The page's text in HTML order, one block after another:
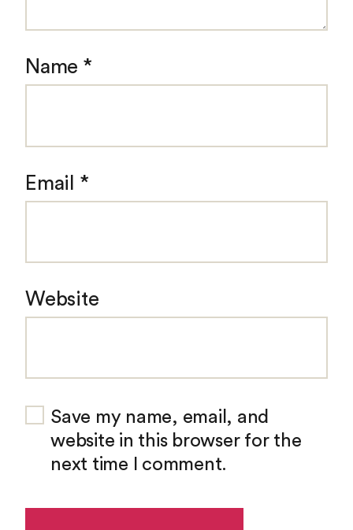
Name *
Email *
Website
Save my name, email, and
website in this browser for the
next time I comment.